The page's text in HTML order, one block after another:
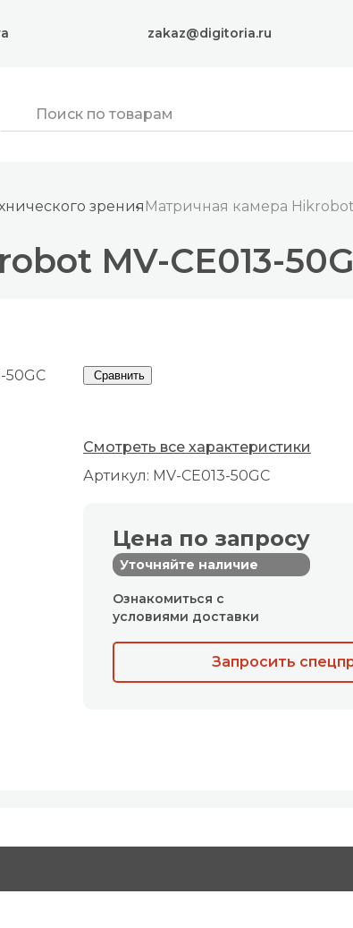
zakaz@digitoria.ru
зрения Матричная камера Hikrobot
MV-CE013-
Артикул: MV-CE013-50GC
Сравнить
Смотреть все характеристики
Цена по запросу
Уточняйте наличие
Ознакомиться с
условиями доставки
Запросить